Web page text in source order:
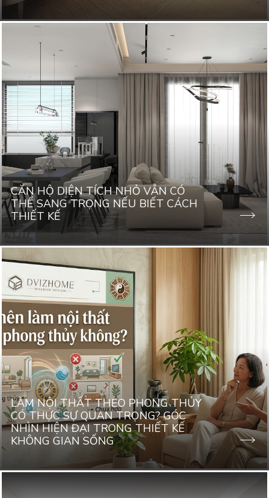
CĂN HỘ DIỆN TÍCH NHỎ VẪN CÓ
THỂ SANG TRỌNG NẾU BIẾT CÁCH
THIẾT KẾ
LÀM NỘI THẤT THEO PHONG THỦY
CÓ THỰC SỰ QUAN TRỌNG? GÓC
NHÌN HIỆN ĐẠI TRONG THIẾT KẾ
KHÔNG GIAN SỐNG